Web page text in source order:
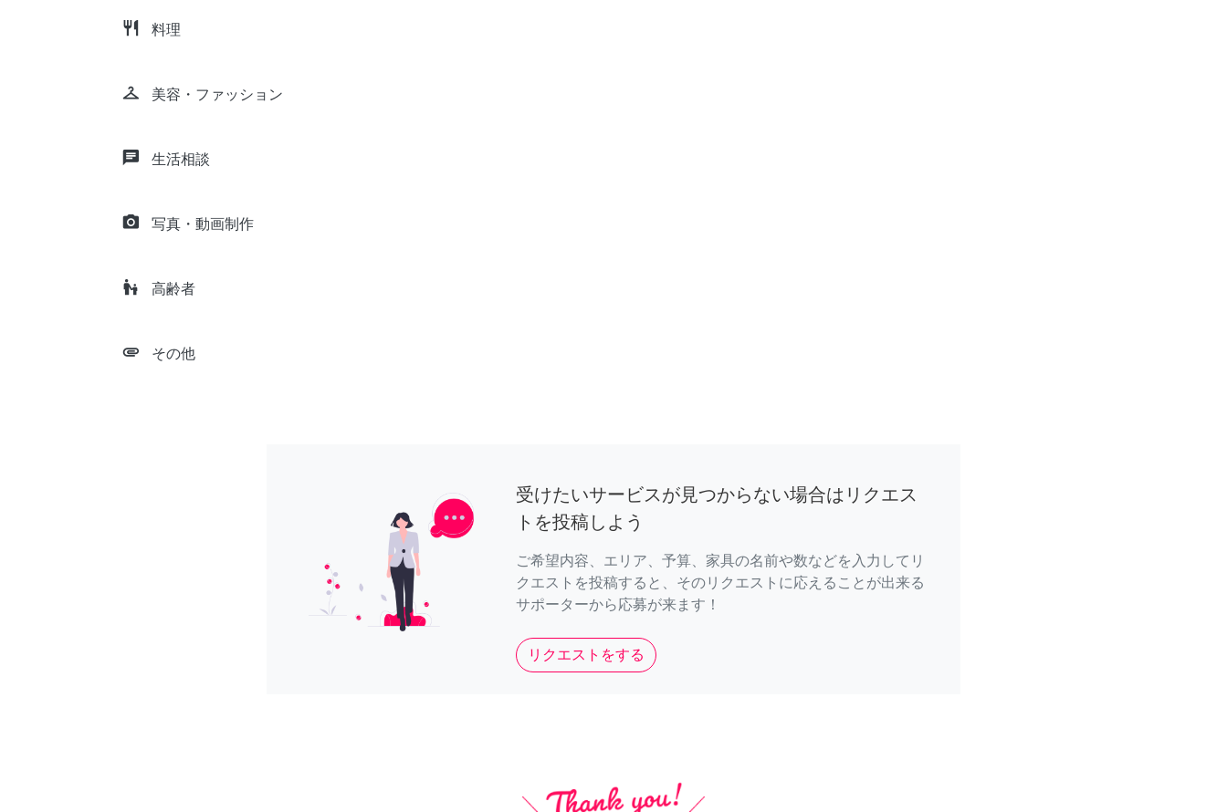
restaurant 料理
checkroom 美容・ファッション
chat 生活相談
camera_alt 写真・動画制作
escalator_warning 高齢者
attachment その他
受けたいサービスが見つからない場合はリクエス
トを投稿しよう
ご希望内容、エリア、予算、家具の名前や数などを入力してリ
クエストを投稿すると、そのリクエストに応えることが出来る
サポーターから応募が来ます！
リクエストをする